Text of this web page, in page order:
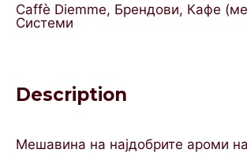
Caffè Diemme, Брендови, Кафе
Системи
Description
Мешавина на најдобрите ароми